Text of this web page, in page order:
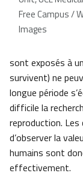
Free Campus /
Images
sont exposés à
survivent) ne
longue période
difficile la
reproduction.
d’observer la
humains sont
effectivement.